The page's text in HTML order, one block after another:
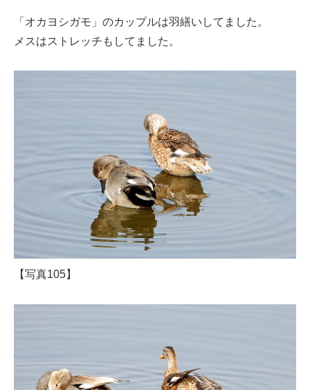
「オカヨシガモ」のカップルは羽繕いしてました。
メスはストレッチもしてました。
【写真105】